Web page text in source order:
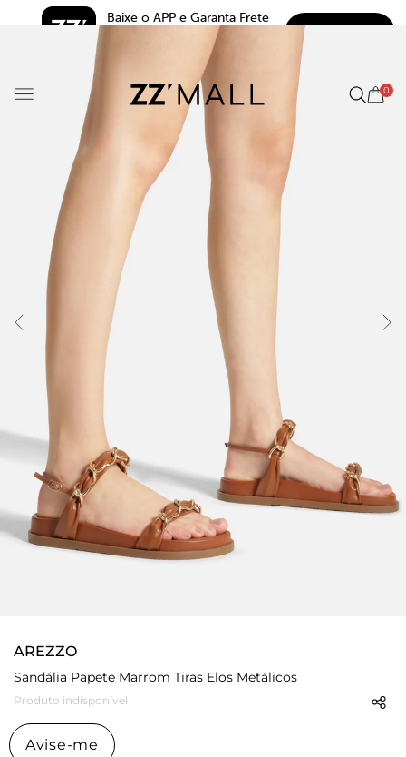
Baixe o APP e Garanta Frete
5.0
0
AREZZO
Sandália Papete Marrom Tiras Elos Metálicos
Produto indisponível
Avise-me